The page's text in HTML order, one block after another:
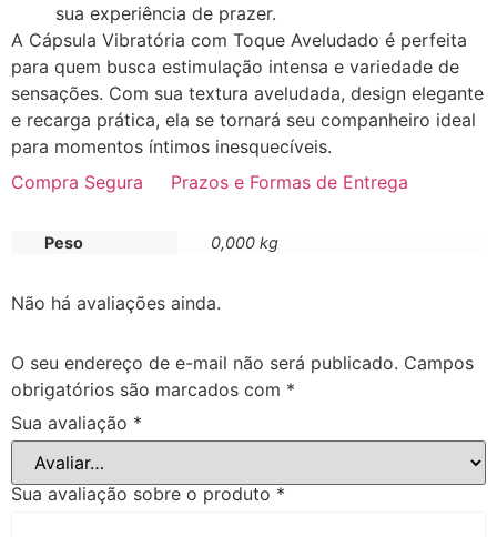
sua experiência de prazer.
A Cápsula Vibratória com Toque Aveludado é perfeita
para quem busca estimulação intensa e variedade de
sensações. Com sua textura aveludada, design elegante
e recarga prática, ela se tornará seu companheiro ideal
para momentos íntimos inesquecíveis.
Compra Segura
Prazos e Formas de Entrega
Peso 0,000 kg
Não há avaliações ainda.
O seu endereço de e-mail não será publicado. Campos
obrigatórios são marcados com *
Sua avaliação *
Sua avaliação sobre o produto *